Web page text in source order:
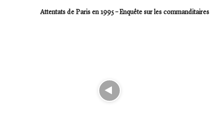
Attentats de Paris en 1995 – Enquête sur les commanditaires